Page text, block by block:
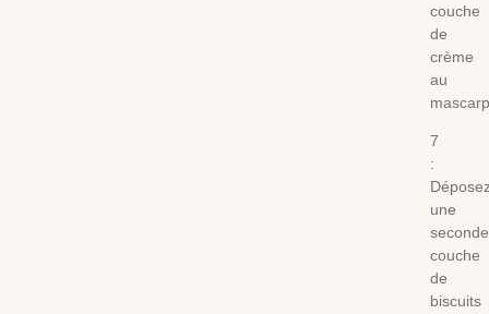
couche
de
crème
au
7
:
une
seconde
couche
de
biscuits